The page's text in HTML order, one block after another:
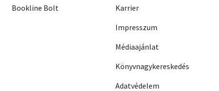
Bookline Bolt
Karrier
Impresszum
Médiaajánlat
Könyvnagykereskedés
Adatvédelem